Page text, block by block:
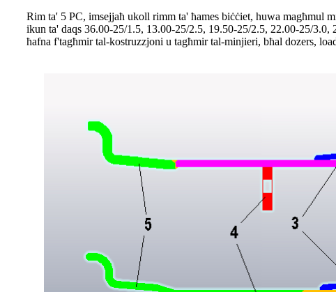
Rim ta' 5 PC, imsejjaħ ukoll rimm ta' ħames biċċiet, huwa magħmul
ikun ta' daqs 36.00-25/1.5, 13.00-25/2.5, 19.50-25/2.5, 22.00-25/
ħafna f'tagħmir tal-kostruzzjoni u tagħmir tal-minjieri, bħal dozers,